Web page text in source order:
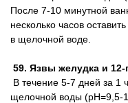
После 7-10 минутной
несколько часов
в щелочной воде.
59. Язвы желудка и 12-
В течение 5-7 дней за 1
щелочной воды (pH=9,5-